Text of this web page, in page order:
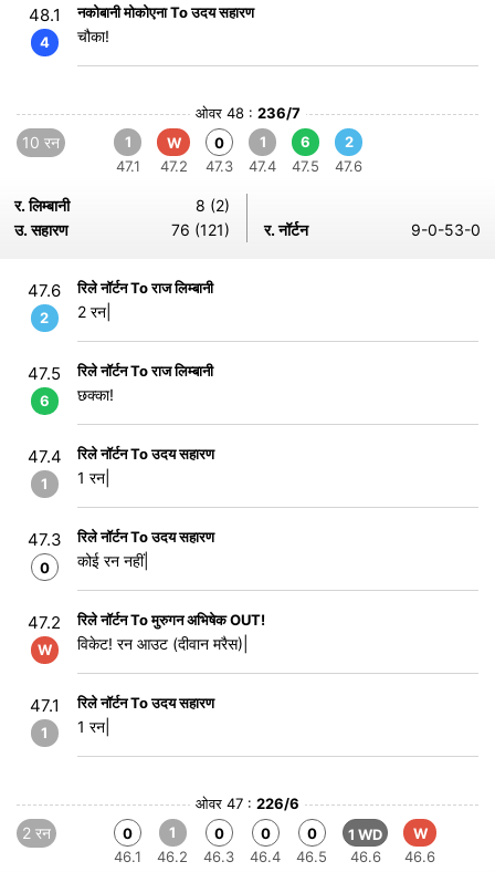
48.1
4
नकोबानी मोकोएना To उदय सहारण
चौका!
ओवर 48 : 236/7
10 रन
1
47.1
W
47.2
0
47.3
1
47.4
6
47.5
2
47.6
र. लिम्बानी
8 (2)
उ. सहारण
76 (121) र. नॉर्टन 9-0-53-0
47.6
2
रिले नॉर्टन To राज लिम्बानी
2 रन|
47.5
6
रिले नॉर्टन To राज लिम्बानी
छक्का!
47.4
1
रिले नॉर्टन To उदय सहारण
1 रन|
47.3
0
रिले नॉर्टन To उदय सहारण
कोई रन नहीं|
47.2
W
रिले नॉर्टन To मुरुगन अभिषेक OUT!
विकेट! रन आउट (दीवान मरैस)|
47.1
1
रिले नॉर्टन To उदय सहारण
1 रन|
ओवर 47 : 226/6
2 रन
0
46.1
1
46.2
0
46.3
0
46.4
0
46.5
1 WD
46.6
W
46.6